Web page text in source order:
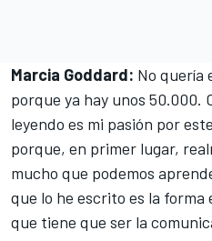
Marcia Goddard: No quería
porque ya hay unos 50.000.
leyendo es mi pasión por
porque, en primer lugar,
mucho que podemos
que lo he escrito es la
que tiene que ser la